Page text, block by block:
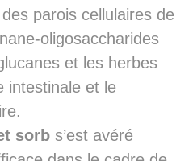
parois cellulaires de
oligosaccharides
et les herbes
intestinale et le
sorb s’est avéré